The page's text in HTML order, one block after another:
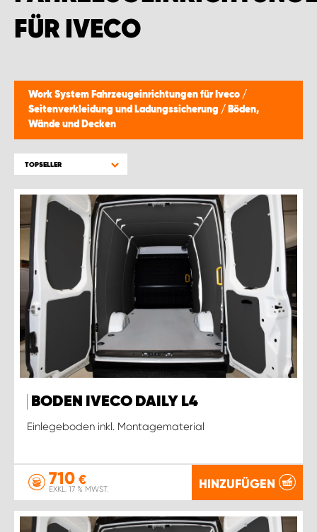
FÜR IVECO
Work System Fahrzeugeinrichtungen für Iveco /
Seitenverkleidung und Ladungssicherung / Böden,
Wände und Decken
TOPSELLER
BODEN IVECO DAILY L4
Einlegeboden inkl. Montagematerial
710 €
EXKL. 17 % MWST. HINZUFÜGEN